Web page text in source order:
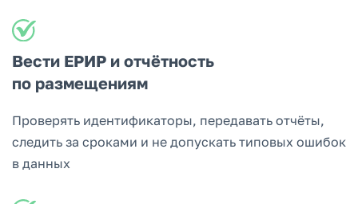
Вести ЕРИР и отчётность
по размещениям
Проверять идентификаторы, передавать отчёты,
следить за сроками и не допускать типовых ошибок
в данных